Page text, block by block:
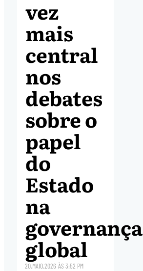
vez
mais
central
nos
debates
sobre o
papel
do
Estado
na
governança
global
20.MAIO.2026 ÀS3:52 PM